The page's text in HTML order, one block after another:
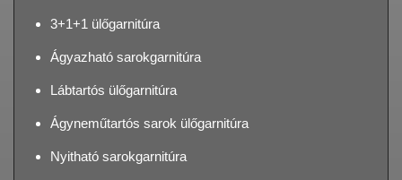
3+1+1 ülőgarnitúra
Ágyazható sarokgarnitúra
Lábtartós ülőgarnitúra
Ágyneműtartós sarok ülőgarnitúra
Nyitható sarokgarnitúra